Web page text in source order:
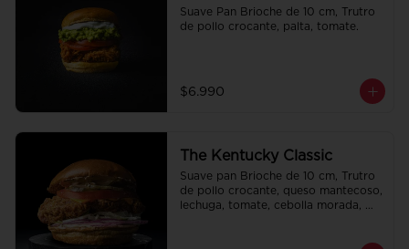
Suave Pan Brioche de 10 cm, Trutro
de pollo crocante, palta, tomate.
$6.990
The Kentucky Classic
Suave pan Brioche de 10 cm, Trutro
de pollo crocante, queso mantecoso,
lechuga, tomate, cebolla morada,